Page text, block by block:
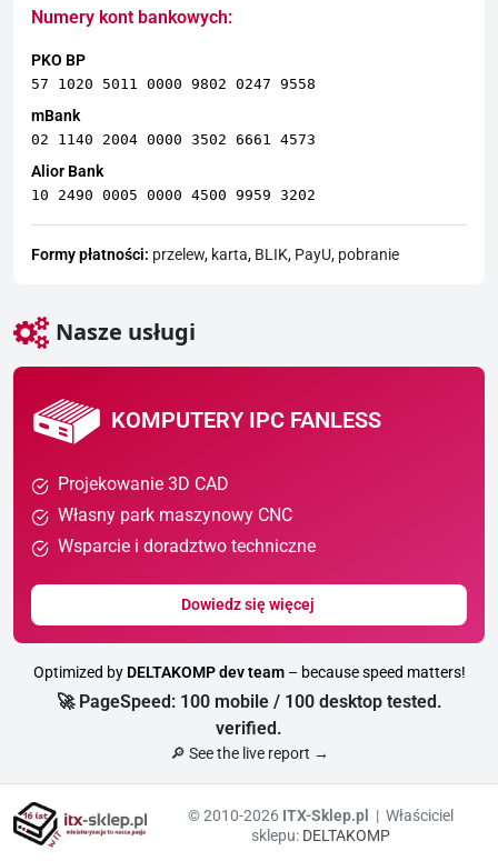
Numery kont bankowych:
PKO BP
57 1020 5011 0000 9802 0247 9558
mBank
02 1140 2004 0000 3502 6661 4573
Alior Bank
10 2490 0005 0000 4500 9959 3202
Formy płatności: przelew, karta, BLIK, PayU, pobranie
Nasze usługi
KOMPUTERY IPC FANLESS
Projekowanie 3D CAD
Własny park maszynowy CNC
Wsparcie i doradztwo techniczne
Dowiedz się więcej
Optimized by DELTAKOMP dev team– because speed matters!
🚀 PageSpeed: 100 mobile / 100 desktop tested.
verified.
🔎 See the live report →
© 2010-2026 ITX-Sklep.pl
| Właściciel
sklepu: DELTAKOMP